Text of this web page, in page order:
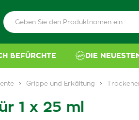
BEFÜRCHTE DIE
Grippe und Erkältung
1 x 25 ml